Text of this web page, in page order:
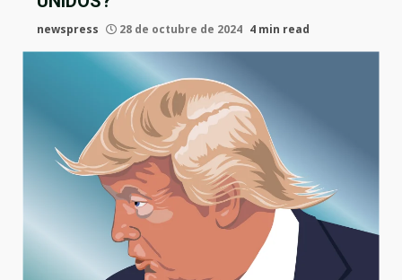
newspress 28 de octubre de 2024 4 min read